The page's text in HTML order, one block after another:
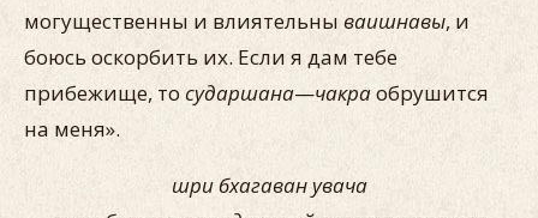
могущественны и влиятельны ваишнавы, и
боюсь оскорбить их. Если я дам тебе
прибежище, тосударшана—чакраобрушится
на меня».
шри бхагаван увача